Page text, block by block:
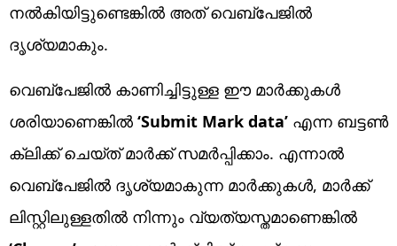
നല്‍കിയിട്ടുണ്ടെങ്കില്‍ അത് വെബ്‌പേജില്‍
ദൃശ്യമാകും.
വെബ്‌പേജില്‍ കാണിച്ചിട്ടുള്ള ഈ മാര്‍ക്കുകള്‍
ശരിയാണെങ്കില്‍ ‘Submit Mark data’ എന്ന ബട്ടണ്‍
ക്ലിക്ക് ചെയ്ത് മാര്‍ക്ക് സമര്‍പ്പിക്കാം. എന്നാല്‍
വെബ്‌പേജില്‍ ദൃശ്യമാകുന്ന മാര്‍ക്കുകള്‍, മാര്‍ക്ക്
ലിസ്റ്റിലുള്ളതില്‍ നിന്നും വ്യത്യസ്തമാണെങ്കില്‍